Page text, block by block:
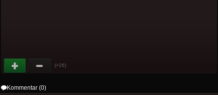
(+26)
Kommentar (0)